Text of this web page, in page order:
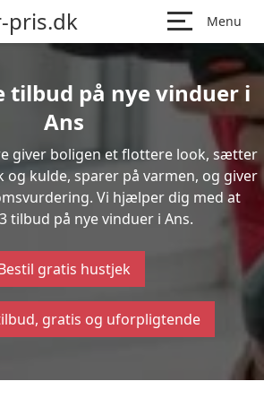
pris.dk Menu
tilbud på nye vinduer i
Ans
giver boligen et flottere look, sætter
kulde, sparer på varmen, og giver
Vi hjælper dig med at
tilbud på nye vinduer i Ans.
gratis hustjek
gratis og uforpligtende